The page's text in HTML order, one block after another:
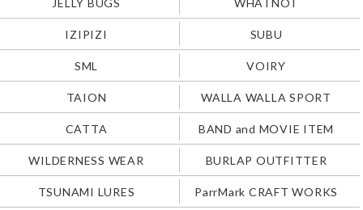
IZIPIZI SUBU
SML VOIRY
TAION WALLA WALLA SPORT
CATTA BAND and MOVIE ITEM
WILDERNESS WEAR BURLAP OUTFITTER
TSUNAMI LURES ParrMark CRAFT WORKS